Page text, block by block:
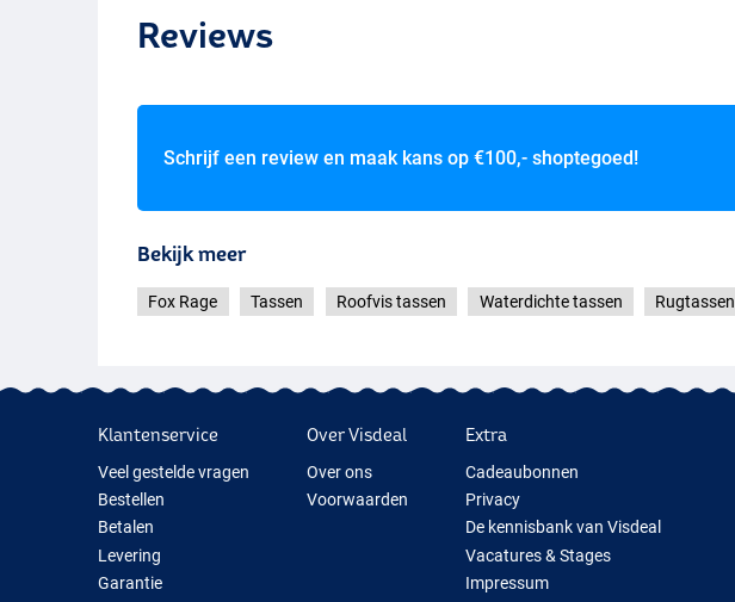
Reviews
Schrijf een review en maak kans op €100,- shoptegoed!
Bekijk meer
Fox Rage Tassen Roofvis tassen Waterdichte tassen Rugtassen
Klantenservice
Veel gestelde vragen
Bestellen
Betalen
Levering
Garantie
Over Visdeal
Over ons
Voorwaarden
Extra
Cadeaubonnen
Privacy
De kennisbank van Visdeal
Vacatures & Stages
Impressum